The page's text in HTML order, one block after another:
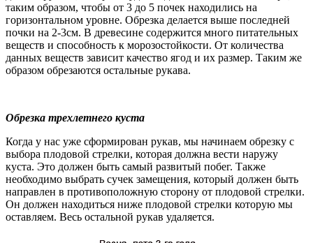
таким образом, чтобы от 3 до 5 почек находились на
горизонтальном уровне. Обрезка делается выше последней
почки на 2-3см. В древесине содержится много питательных
веществ и способность к морозостойкости. От количества
данных веществ зависит качество ягод и их размер. Таким же
образом обрезаются остальные рукава.
Обрезка трехлетнего куста
Когда у нас уже сформирован рукав, мы начинаем обрезку с
выбора плодовой стрелки, которая должна вести наружу
куста. Это должен быть самый развитый побег. Также
необходимо выбрать сучек замещения, который должен быть
направлен в противоположную сторону от плодовой стрелки.
Он должен находиться ниже плодовой стрелки которую мы
оставляем. Весь остальной рукав удаляется.